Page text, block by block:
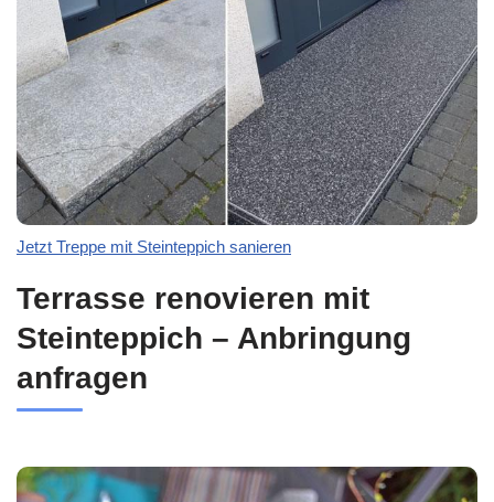
Jetzt Treppe mit Steinteppich sanieren
Terrasse renovieren mit
Steinteppich – Anbringung
anfragen